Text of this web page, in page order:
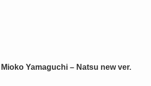
Mioko Yamaguchi – Natsu new ver.